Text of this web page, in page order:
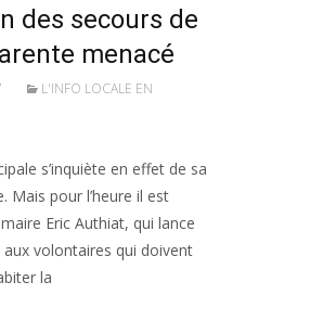
des secours de
menacé
L'INFO LOCALE EN
s’inquiète en effet de sa
Mais pour l’heure il est
Eric Authiat, qui lance
volontaires qui doivent
la